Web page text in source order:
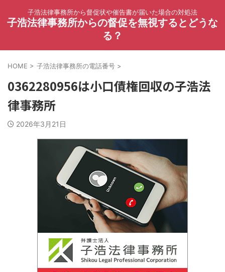
子浩法律事務所から督促状や催告書が届いた場合の対処法
子浩法律事務所からの督促を無視するとどうな
る？
HOME > 子浩法律事務所の電話番号 >
0362280956は小口債権回収の子浩法
律事務所
2026年3月21日